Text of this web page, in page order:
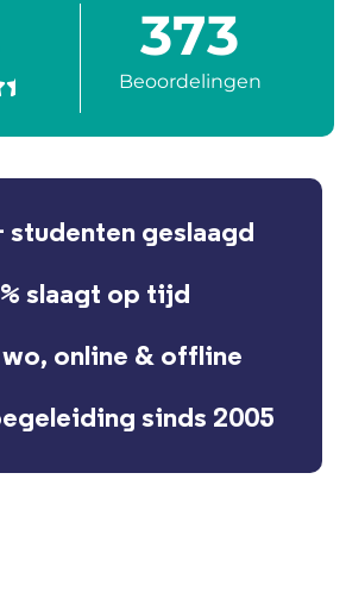

373
Beoordelingen
studenten geslaagd
slaagt op tijd
wo, online & offline
sinds 2005